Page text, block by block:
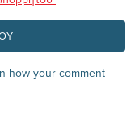
how your comment